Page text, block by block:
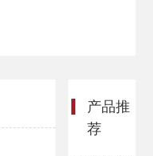
产品推
荐